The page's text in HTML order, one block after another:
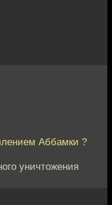
Аббамки ?
уничтожения